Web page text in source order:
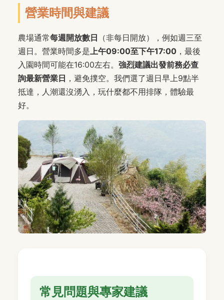
營業時間與建議
農場通常每週開放數日 （非每日開放），例如週三至
週日。營業時間多是上午09:00至下午17:00 ，最後
入園時間可能在16:00左右。 強烈建議出發前務必查
詢最新營業日 ，避免撲空。我們選了週日早上9點半
抵達，人潮還沒湧入，玩什麼都不用排隊，體驗最
好。
常見問題與專家建議